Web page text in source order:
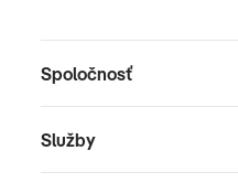
Spoločnosť
Služby